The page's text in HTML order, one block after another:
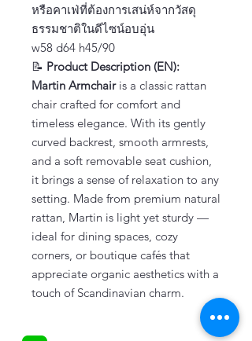
หรือคาเฟ่ที่ต้องการเสน่ห์จากวัสดุ
ธรรมชาติในดีไซน์อบอุ่น
w58 d64 h45/90
📝 Product Description (EN):
Martin Armchairis a classic rattan
chair crafted for comfort and
timeless elegance. With its gently
curved backrest, smooth armrests,
and a soft removable seat cushion,
it brings a sense of relaxation to any
setting. Made from premium natural
rattan, Martin is light yet sturdy —
ideal for dining spaces, cozy
corners, or boutique cafés that
appreciate organic aesthetics with a
touch of Scandinavian charm.